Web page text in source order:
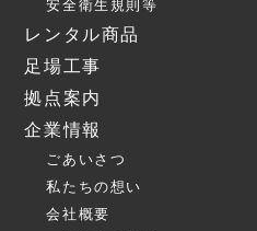
安全衛生規則等
レンタル商品
足場工事
拠点案内
企業情報
ごあいさつ
私たちの想い
会社概要